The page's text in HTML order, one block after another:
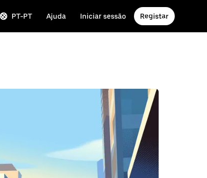
PT-PT Ajuda Iniciar sessão Registar